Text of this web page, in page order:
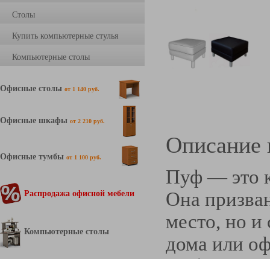
Столы
Купить компьютерные стулья
Компьютерные столы
Офисные столы от 1 140 руб.
Офисные шкафы от 2 210 руб.
Офисные тумбы от 1 100 руб.
Распродажа офисной мебели
Компьютерные столы
Описание
Пуф — это
Она
место, но и
дома или